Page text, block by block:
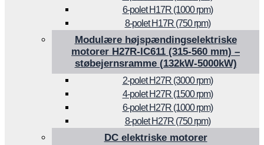
6-polet H17R (1000 rpm)
8-polet H17R (750 rpm)
Modulære højspændingselektriske
motorer H27R-IC611 (315-560 mm) –
støbejernsramme (132kW-5000kW)
2-polet H27R (3000 rpm)
4-polet H27R (1500 rpm)
6-polet H27R (1000 rpm)
8-polet H27R (750 rpm)
DC elektriske motorer